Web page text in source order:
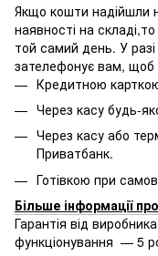
Якщо кошти надійшли
наявності на
той самий день. У
зателефонує вам, щоб
Кредитною
Через касу будь-
Через касу або
Приватбанк.
Готівкою при
Більше інформації
Гарантія від
функціонування — 5